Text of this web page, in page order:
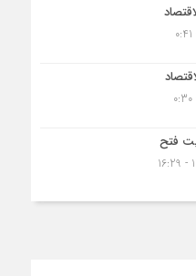
فتح